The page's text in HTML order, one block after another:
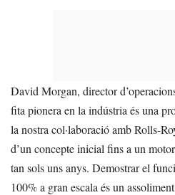
David Morgan, director
fita pionera en la indústria és una
la nostra col·laboració amb Rolls-
d’un concepte inicial fins a un
tan sols uns anys. Demostrar el
100% a gran escala és un